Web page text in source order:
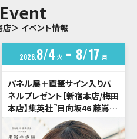
＞ イベント情報
2026 8 4 火 8 17 月
パネル展＋直筆サイン入りパ
ネルプレゼント【新宿本店/梅田
本店】集英社『日向坂46 藤嶌果
歩1st写真集 果実の歩幅』発売
記念